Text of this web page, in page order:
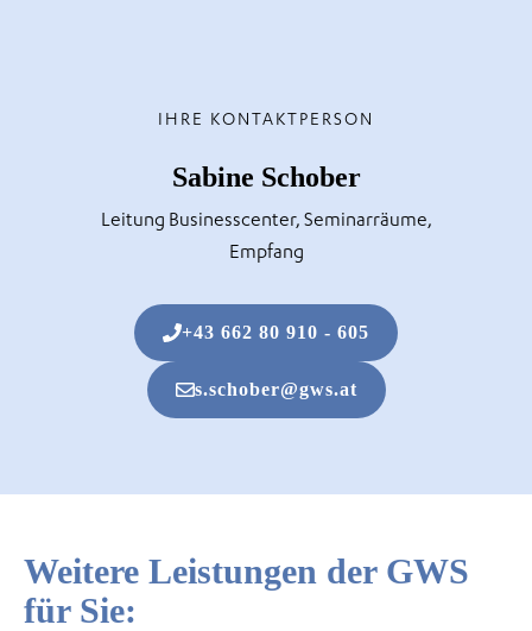
IHRE KONTAKTPERSON
Sabine Schober
Leitung Businesscenter, Seminarräume,
Empfang
+43 662 80 910 - 605
s.schober@gws.at
Weitere Leistungen der GWS
für Sie: